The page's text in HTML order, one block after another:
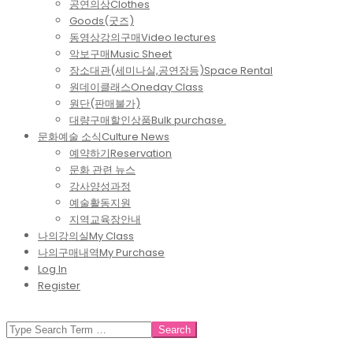
공연의상Clothes
Goods(굿즈)
동영상강의구매Video lectures
악보구매Music Sheet
장소대관(세미나실,공연장등)Space Rental
원데이클래스Oneday Class
원단(판매불가)
대량구매할인상품Bulk purchase.
문화예술 소식Culture News
예약하기Reservation
문화 관련 뉴스
강사양성과정
예술활동지원
지역교육장안내
나의강의실My Class
나의구매내역My Purchase
Log In
Register
SEARCH